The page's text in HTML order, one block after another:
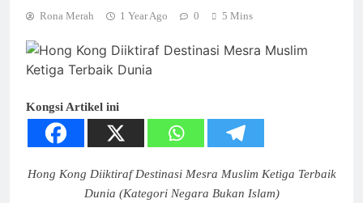
Rona Merah 1 Year Ago 0 5 Mins
Kongsi Artikel ini
Hong Kong Diiktiraf Destinasi Mesra Muslim Ketiga Terbaik
Dunia (Kategori Negara Bukan Islam)